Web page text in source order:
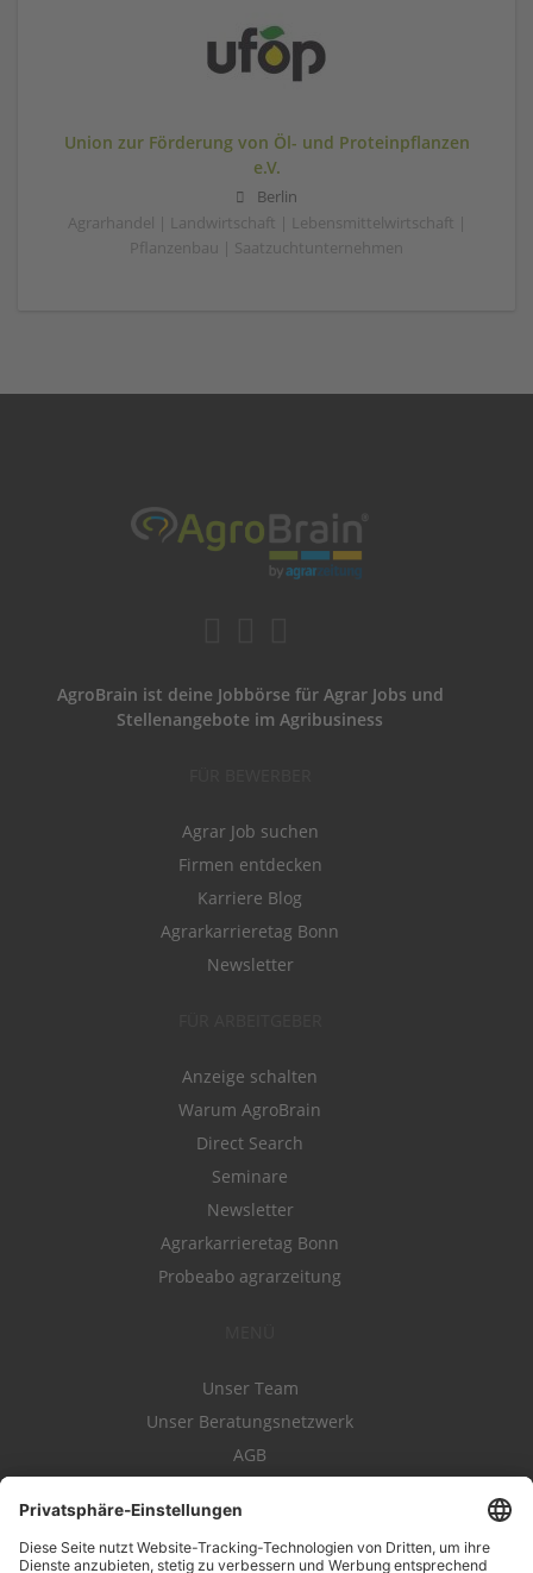
Union zur Förderung von Öl- und Proteinpflanzen
e.V.
Berlin
Agrarhandel | Landwirtschaft | Lebensmittelwirtschaft |
Pflanzenbau | Saatzuchtunternehmen
AgroBrain ist deine Jobbörse für Agrar Jobs und
Stellenangebote im Agribusiness
Agrar Job suchen
Firmen entdecken
Karriere Blog
Agrarkarrieretag Bonn
Newsletter
Anzeige schalten
Warum AgroBrain
Direct Search
Seminare
Newsletter
Agrarkarrieretag Bonn
Probeabo agrarzeitung
Unser Team
Unser Beratungsnetzwerk
AGB
Datenschutz
Impressum